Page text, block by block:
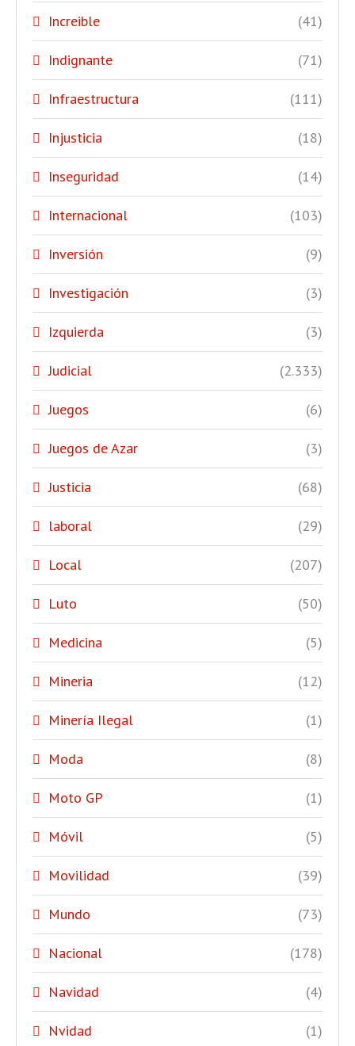
Increible (41)
Indignante (71)
Infraestructura (111)
Injusticia (18)
Inseguridad (14)
Internacional (103)
Inversión (9)
Investigación (3)
Izquierda (3)
Judicial (2.333)
Juegos (6)
Juegos de Azar (3)
Justicia (68)
laboral (29)
Local (207)
Luto (50)
Medicina (5)
Mineria (12)
Minería Ilegal (1)
Moda (8)
Moto GP (1)
Móvil (5)
Movilidad (39)
Mundo (73)
Nacional (178)
Navidad (4)
Nvidad (1)